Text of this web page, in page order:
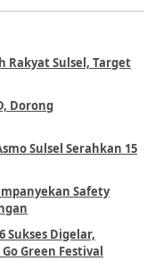
Rakyat Sulsel, Target
Dorong
Sulsel Serahkan 15
Safety
Sukses Digelar,
Green Festival